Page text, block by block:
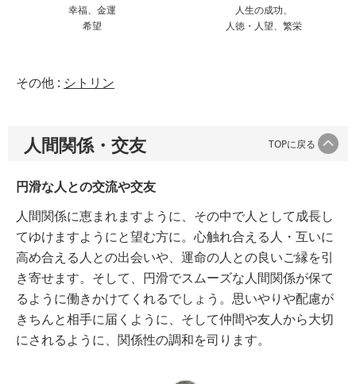
幸福、金運
希望
人生の成功、
人徳・人望、繁栄
その他 : シトリン
人間関係・交友 TOPに戻る
円滑な人との交流や交友
人間関係に恵まれますように、その中で人として成長し
てゆけますようにと望む方に。心触れ合える人・互いに
高め合える人との出会いや、運命の人との良いご縁を引
き寄せます。そして、円滑でスムーズな人間関係が保て
るように働きかけてくれるでしょう。思いやりや配慮が
きちんと相手に届くように、そして仲間や友人から大切
にされるように、関係性の調和を司ります。